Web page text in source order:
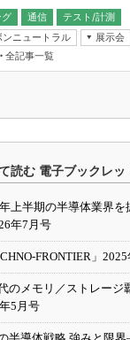
通信
テスト/計測
ンニュートラル
展示会
ーティング
全記事一覧
読む 電子ブックレッ
上半期の半導体業界
年7月号
FRONTIER」
のメモリ／ストレー
5月号